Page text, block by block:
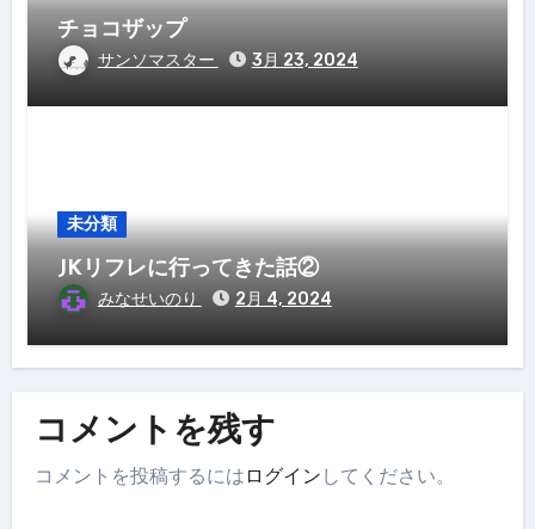
チョコザップ
サンソマスター 3月 23, 2024
未分類
JKリフレに行ってきた話②
みなせいのり 2月 4, 2024
コメントを残す
コメントを投稿するには ログイン してください。